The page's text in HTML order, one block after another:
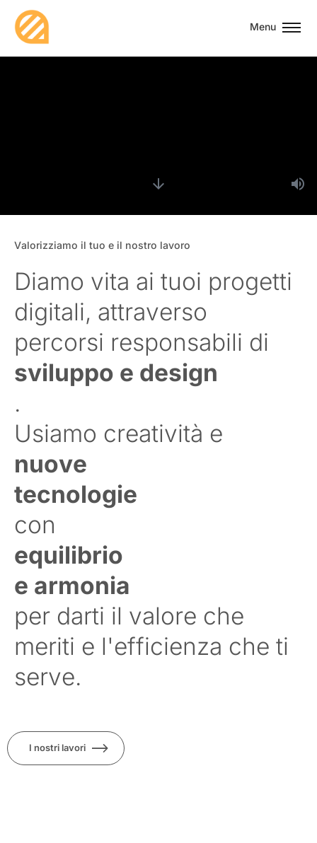
Menu
Valorizziamo il tuo e il nostro lavoro
Diamo vita ai tuoi progetti
digitali, attraverso
percorsi responsabili di
sviluppo e design
.
Usiamo creatività e
nuove
tecnologie
con
equilibrio
e armonia
per darti il valore che
meriti e l'efficienza che ti
serve.
I nostri lavori